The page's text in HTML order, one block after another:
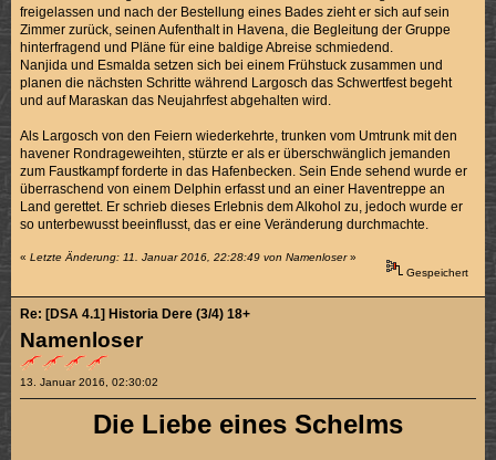
freigelassen und nach der Bestellung eines Bades zieht er sich auf sein
Zimmer zurück, seinen Aufenthalt in Havena, die Begleitung der Gruppe
hinterfragend und Pläne für eine baldige Abreise schmiedend.
Nanjida und Esmalda setzen sich bei einem Frühstuck zusammen und
planen die nächsten Schritte während Largosch das Schwertfest begeht
und auf Maraskan das Neujahrfest abgehalten wird.
Als Largosch von den Feiern wiederkehrte, trunken vom Umtrunk mit den
havener Rondrageweihten, stürzte er als er überschwänglich jemanden
zum Faustkampf forderte in das Hafenbecken. Sein Ende sehend wurde er
überraschend von einem Delphin erfasst und an einer Haventreppe an
Land gerettet. Er schrieb dieses Erlebnis dem Alkohol zu, jedoch wurde er
so unterbewusst beeinflusst, das er eine Veränderung durchmachte.
«Letzte Änderung: 11. Januar 2016, 22:28:49 von Namenloser»
Gespeichert
Namenloser
13. Januar 2016, 02:30:02
Re: [DSA 4.1] Historia Dere (3/4) 18+
Die Liebe eines Schelms